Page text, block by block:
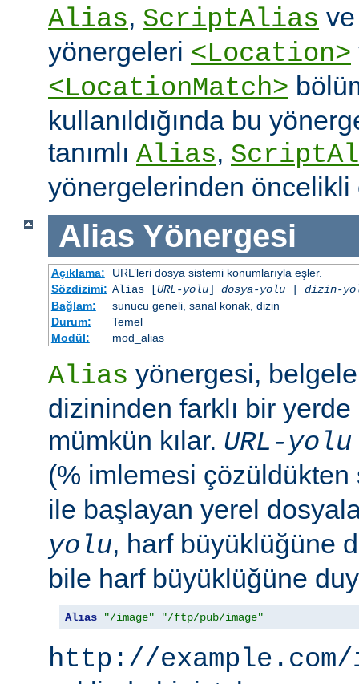
Alias, ScriptAlias
yönergeleri <Location>
<LocationMatch>
kullanıldığında bu
tanımlı Alias,
yönergelerinden öncelikli
Alias Yönergesi
Açıklama:
URL’leri dosya sistemi konumlarıyla eşler.
Sözdizimi: Alias [URL-yolu] dosya-yolu| dizin-
Bağlam:
sunucu geneli, sanal konak, dizin
Durum:
Temel
Modül:
mod_alias
Alias yönergesi,
dizininden farklı bir yerde
mümkün kılar. URL-yolu
(% imlemesi
ile başlayan yerel
yolu, harf büyüklüğüne
bile harf büyüklüğüne
Alias "/image" "/ftp/pub/image"
http://